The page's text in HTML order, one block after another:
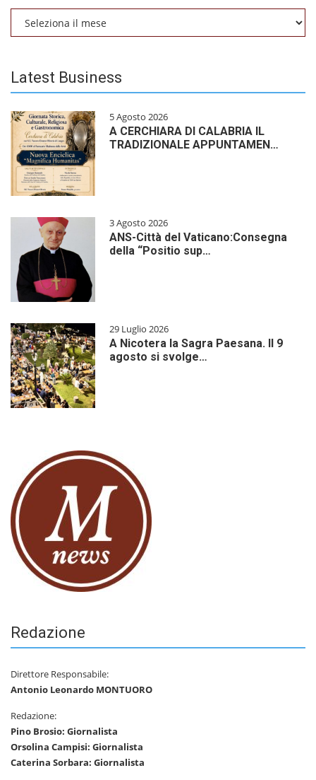
Latest Business
5 Agosto 2026
A CERCHIARA DI CALABRIA IL
TRADIZIONALE APPUNTAMEN…
3 Agosto 2026
ANS-Città del Vaticano:Consegna
della “Positio sup…
29 Luglio 2026
A Nicotera la Sagra Paesana. Il 9
agosto si svolge…
Redazione
Direttore Responsabile:
Antonio Leonardo MONTUORO
Redazione:
Pino Brosio: Giornalista
Orsolina Campisi: Giornalista
Caterina Sorbara: Giornalista